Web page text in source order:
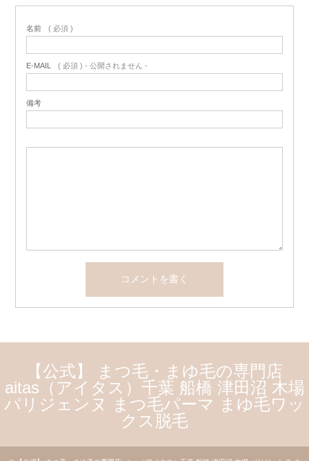
名前 ( 必須 )
E-MAIL ( 必須 ) - 公開されません -
備考
【公式】 まつ毛・まゆ毛の専門店
aitas（アイタス）千葉 船橋 津田沼 木場
パリジェンヌ まつ毛パーマ まゆ毛ワッ
クス脱毛